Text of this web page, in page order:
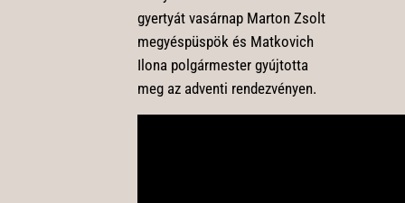
gyertyát vasárnap Marton Zsolt
megyéspüspök és Matkovich
Ilona polgármester gyújtotta
meg az adventi rendezvényen.